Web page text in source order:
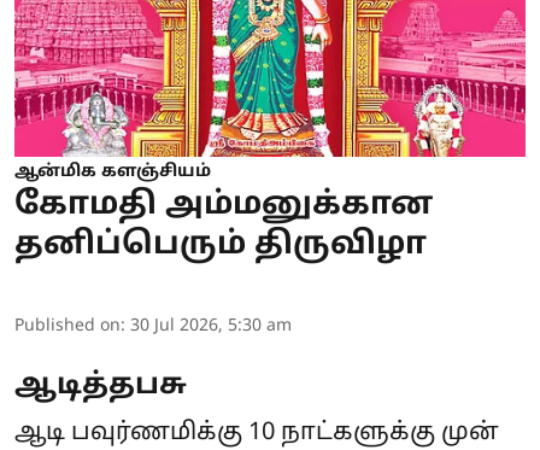
ஆன்மிக களஞ்சியம்
கோமதி அம்மனுக்கான
தனிப்பெரும் திருவிழா
Published on: 30 Jul 2026, 5:30 am
ஆடித்தபசு
ஆடி பவுர்ணமிக்கு 10 நாட்களுக்கு முன்